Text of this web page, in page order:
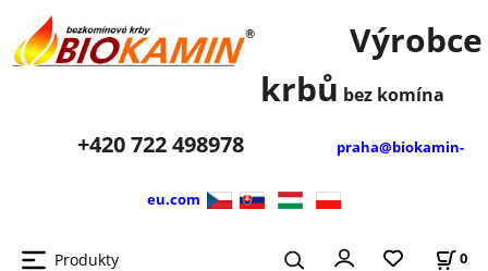
Výrobce
krbů bez komína
+420722 498978 praha@biokamin-
eu.com
Produkty 0